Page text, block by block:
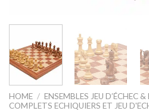
HOME / ENSEMBLES JEU D’ÉCHEC
COMPLETS ECHIQUIERS ET JEU